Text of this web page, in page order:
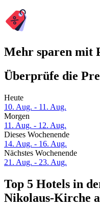
Mehr sparen mit
Überprüfe die
Heute
10. Aug. - 11. Aug.
Morgen
11. Aug. - 12. Aug.
Dieses Wochenende
14. Aug. - 16. Aug.
Nächstes Wochenende
21. Aug. - 23. Aug.
Top 5 Hotels in
Nikolaus-Kirche